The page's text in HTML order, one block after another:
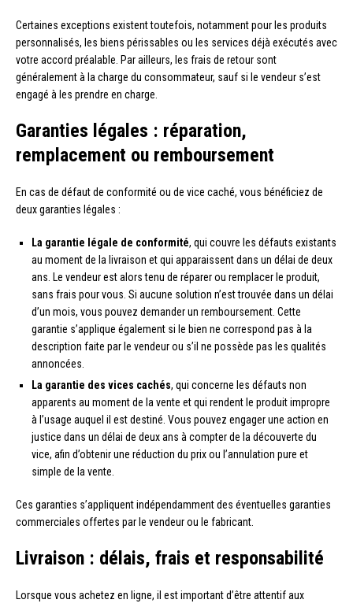
Certaines exceptions existent toutefois, notamment pour les produits
personnalisés, les biens périssables ou les services déjà exécutés avec
votre accord préalable. Par ailleurs, les frais de retour sont
généralement à la charge du consommateur, sauf si le vendeur s’est
engagé à les prendre en charge.
Garanties légales : réparation,
remplacement ou remboursement
En cas de défaut de conformité ou de vice caché, vous bénéficiez de
deux garanties légales :
La garantie légale de conformité, qui couvre les défauts existants
au moment de la livraison et qui apparaissent dans un délai de deux
ans. Le vendeur est alors tenu de réparer ou remplacer le produit,
sans frais pour vous. Si aucune solution n’est trouvée dans un délai
d’un mois, vous pouvez demander un remboursement. Cette
garantie s’applique également si le bien ne correspond pas à la
description faite par le vendeur ou s’il ne possède pas les qualités
annoncées.
La garantie des vices cachés, qui concerne les défauts non
apparents au moment de la vente et qui rendent le produit impropre
à l’usage auquel il est destiné. Vous pouvez engager une action en
justice dans un délai de deux ans à compter de la découverte du
vice, afin d’obtenir une réduction du prix ou l’annulation pure et
simple de la vente.
Ces garanties s’appliquent indépendamment des éventuelles garanties
commerciales offertes par le vendeur ou le fabricant.
Livraison : délais, frais et responsabilité
Lorsque vous achetez en ligne, il est important d’être attentif aux